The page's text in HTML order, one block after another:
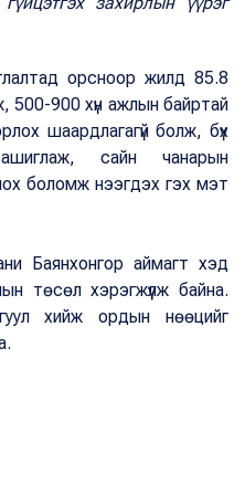
орсноор жилд 85.8
500-900 хүн ажлын байртай
шаардлагагүй болж, бүх
сайн чанарын
боломж нээгдэх гэх мэт
Баянхонгор аймагт хэд
төсөл хэрэгжүүлж байна.
хийж ордын нөөцийг